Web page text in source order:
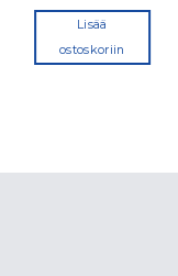
Lisää
ostoskoriin